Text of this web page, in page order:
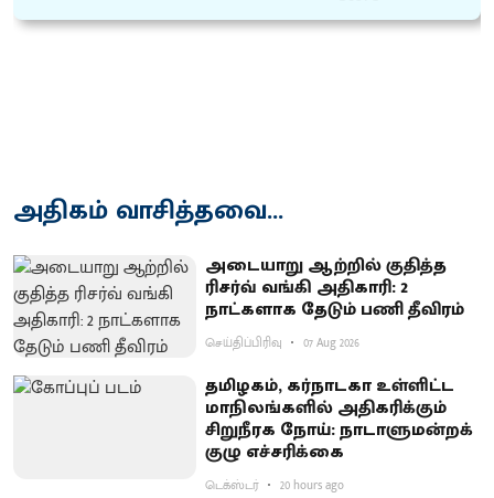
அதிகம் வாசித்தவை...
அடையாறு ஆற்றில் குதித்த
ரிசர்வ் வங்கி அதிகாரி: 2
நாட்களாக தேடும் பணி தீவிரம்
செய்திப்பிரிவு 07 Aug 2026
தமிழகம், கர்நாடகா உள்ளிட்ட
மாநிலங்களில் அதிகரிக்கும்
சிறுநீரக நோய்: நாடாளுமன்றக்
குழு எச்சரிக்கை
டெக்ஸ்டர் 20 hours ago